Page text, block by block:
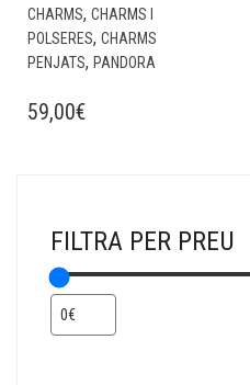
CHARMS, CHARMS I
POLSERES, CHARMS
PENJATS, PANDORA
59,00€
FILTRA PER PREU